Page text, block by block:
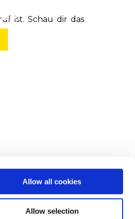
Allow all cookies
Allow selection
ist. Schau dir das
lead